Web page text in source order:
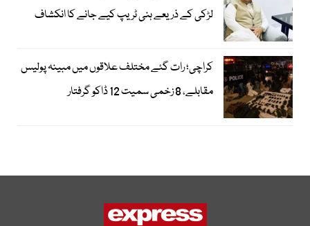
لڑکی کے ذریعے ہنی ٹریپ کیے جانے کا انکشاف
کراچی؛ رات گئے مختلف علاقوں میں مبینہ پولیس
مقابلے، 8 زخمی سمیت 12 ڈاکو گرفتار